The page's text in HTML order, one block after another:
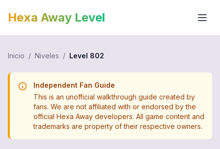
Hexa Away Level
Inicio / Niveles / Level 802
Independent Fan Guide
This is an unofficial walkthrough guide created by
fans. We are not affiliated with or endorsed by the
official Hexa Away developers. All game content and
trademarks are property of their respective owners.